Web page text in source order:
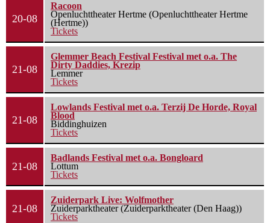
20-08
Racoon
Openluchttheater Hertme (Openluchttheater Hertme
(Hertme))
Tickets
21-08
Glemmer Beach Festival Festival met o.a. The
Dirty Daddies, Krezip
Lemmer
Tickets
21-08
Lowlands Festival met o.a. Terzij De Horde, Royal
Blood
Biddinghuizen
Tickets
21-08
Badlands Festival met o.a. Bongloard
Lottum
Tickets
21-08
Zuiderpark Live: Wolfmother
Zuiderparktheater (Zuiderparktheater (Den Haag))
Tickets